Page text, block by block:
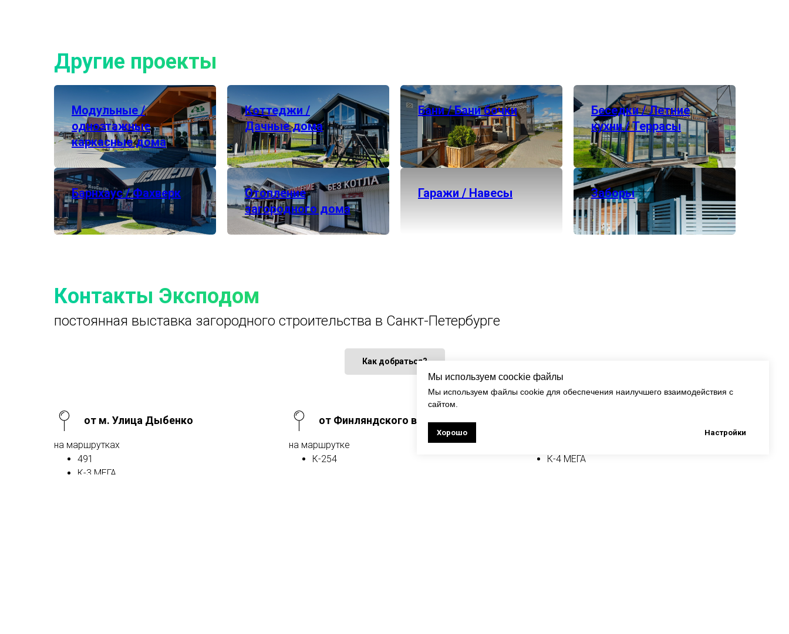
Другие проекты
Модульные /
одноэтажные
каркасные дома
Коттеджи /
Дачные дома
Бани / Бани бочки
Беседки / Летние
кухни / Террасы
Барнхаус / Фахверк
Отопление
загородного дома
Гаражи / Навесы Заборы
Контакты Эксподом
постоянная выставка загородного строительства в Санкт-Петербурге
Как добраться?
от м. Улица Дыбенко
на маршрутках
491
К-3 МЕГА
от Финляндского вокзала
на маршрутке
К-254
К-4 МЕГА
Мы используем coockie файлы
Мы используем файлы cookie для обеспечения наилучшего взаимодействия с
сайтом.
Хорошо Настройки